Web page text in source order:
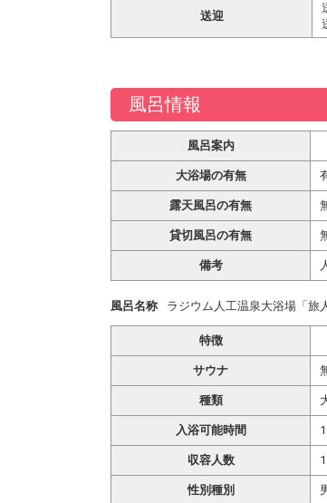
送迎
風呂情報
風呂案内
大浴場の有無
露天風呂の有無
貸切風呂の有無
備考
風呂名称 ラジウム人工温泉大浴場「旅
特徴
サウナ
種類
入浴可能時間
収容人数
性別種別